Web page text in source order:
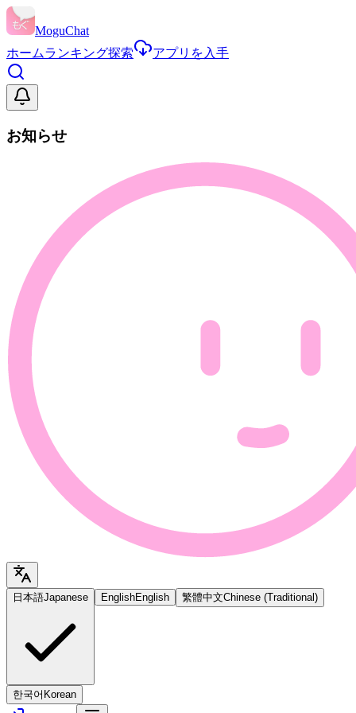
MoguChat
ホームランキング探索 アプリを入手
お知らせ
日本語Japanese EnglishEnglish 繁體中文Chinese (Traditional)
한국어 Korean